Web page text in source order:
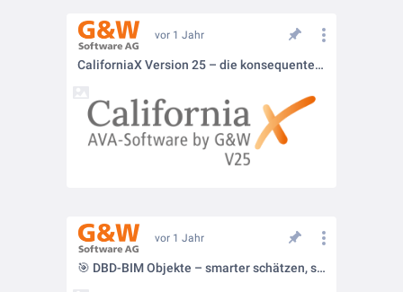
vor 1 Jahr
CaliforniaX Version 25 – die konsequente Weiterentwicklung
vor 1 Jahr
🎯 DBD-BIM Objekte – smarter schätzen, sicherer planen!